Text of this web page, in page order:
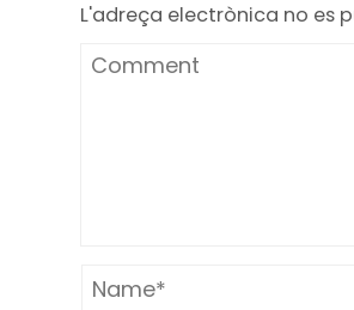
L'adreça electrònica no es